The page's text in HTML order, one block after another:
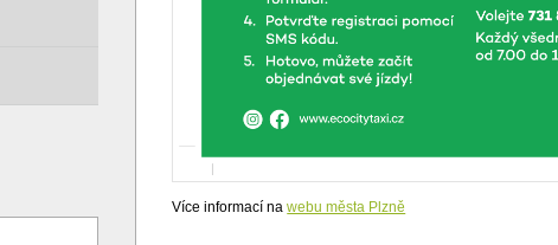
Více informací nawebu města Plzně